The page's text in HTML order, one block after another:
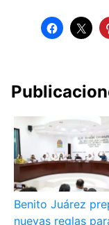
Benito Juárez
nuevas reglas